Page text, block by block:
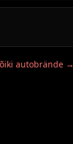
autobrände →